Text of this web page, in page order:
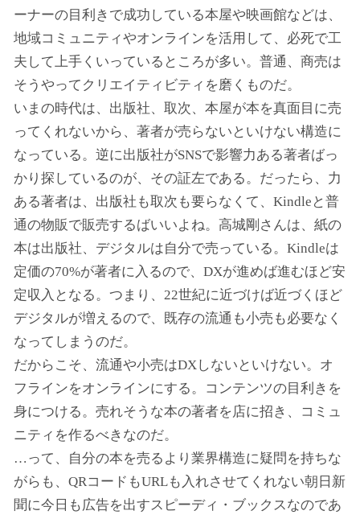
ーナーの目利きで成功している本屋や映画館などは、
地域コミュニティやオンラインを活用して、必死で工
夫して上手くいっているところが多い。普通、商売は
そうやってクリエイティビティを磨くものだ。
いまの時代は、出版社、取次、本屋が本を真面目に売
ってくれないから、著者が売らないといけない構造に
なっている。逆に出版社がSNSで影響力ある著者ばっ
かり探しているのが、その証左である。だったら、力
ある著者は、出版社も取次も要らなくて、Kindleと普
通の物販で販売するばいいよね。高城剛さんは、紙の
本は出版社、デジタルは自分で売っている。Kindleは
定価の70%が著者に入るので、DXが進めば進むほど安
定収入となる。つまり、22世紀に近づけば近づくほど
デジタルが増えるので、既存の流通も小売も必要なく
なってしまうのだ。
だからこそ、流通や小売はDXしないといけない。オ
フラインをオンラインにする。コンテンツの目利きを
身につける。売れそうな本の著者を店に招き、コミュ
ニティを作るべきなのだ。
…って、自分の本を売るより業界構造に疑問を持ちな
がらも、QRコードもURLも入れさせてくれない朝日新
聞に今日も広告を出すスピーディ・ブックスなのであ